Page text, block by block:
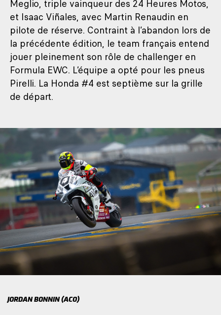
Meglio, triple vainqueur des 24 Heures Motos,
et Isaac Viñales, avec Martin Renaudin en
pilote de réserve. Contraint à l’abandon lors de
la précédente édition, le team français entend
jouer pleinement son rôle de challenger en
Formula EWC. L’équipe a opté pour les pneus
Pirelli. La Honda #4 est septième sur la grille
de départ.
JORDAN BONNIN (ACO)